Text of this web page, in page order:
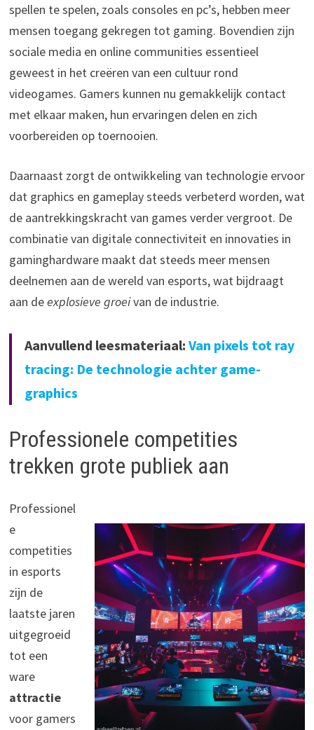
spellen te spelen, zoals consoles en pc’s, hebben meer
mensen toegang gekregen tot gaming. Bovendien zijn
sociale media en online communities essentieel
geweest in het creëren van een cultuur rond
videogames. Gamers kunnen nu gemakkelijk contact
met elkaar maken, hun ervaringen delen en zich
voorbereiden op toernooien.
Daarnaast zorgt de ontwikkeling van technologie ervoor
dat graphics en gameplay steeds verbeterd worden, wat
de aantrekkingskracht van games verder vergroot. De
combinatie van digitale connectiviteit en innovaties in
gaminghardware maakt dat steeds meer mensen
deelnemen aan de wereld van esports, wat bijdraagt
aan deexplosieve groeivan de industrie.
Aanvullend leesmateriaal: Van pixels tot ray
tracing: De technologie achter game-
graphics
Professionele competities
trekken grote publiek aan
Professionel
e
competities
in esports
zijn de
laatste jaren
uitgegroeid
tot een
ware
attractie
voor gamers